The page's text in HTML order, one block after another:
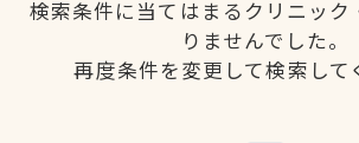
検索条件に当てはまるクリニック
りませんでした。
再度条件を変更して検索して